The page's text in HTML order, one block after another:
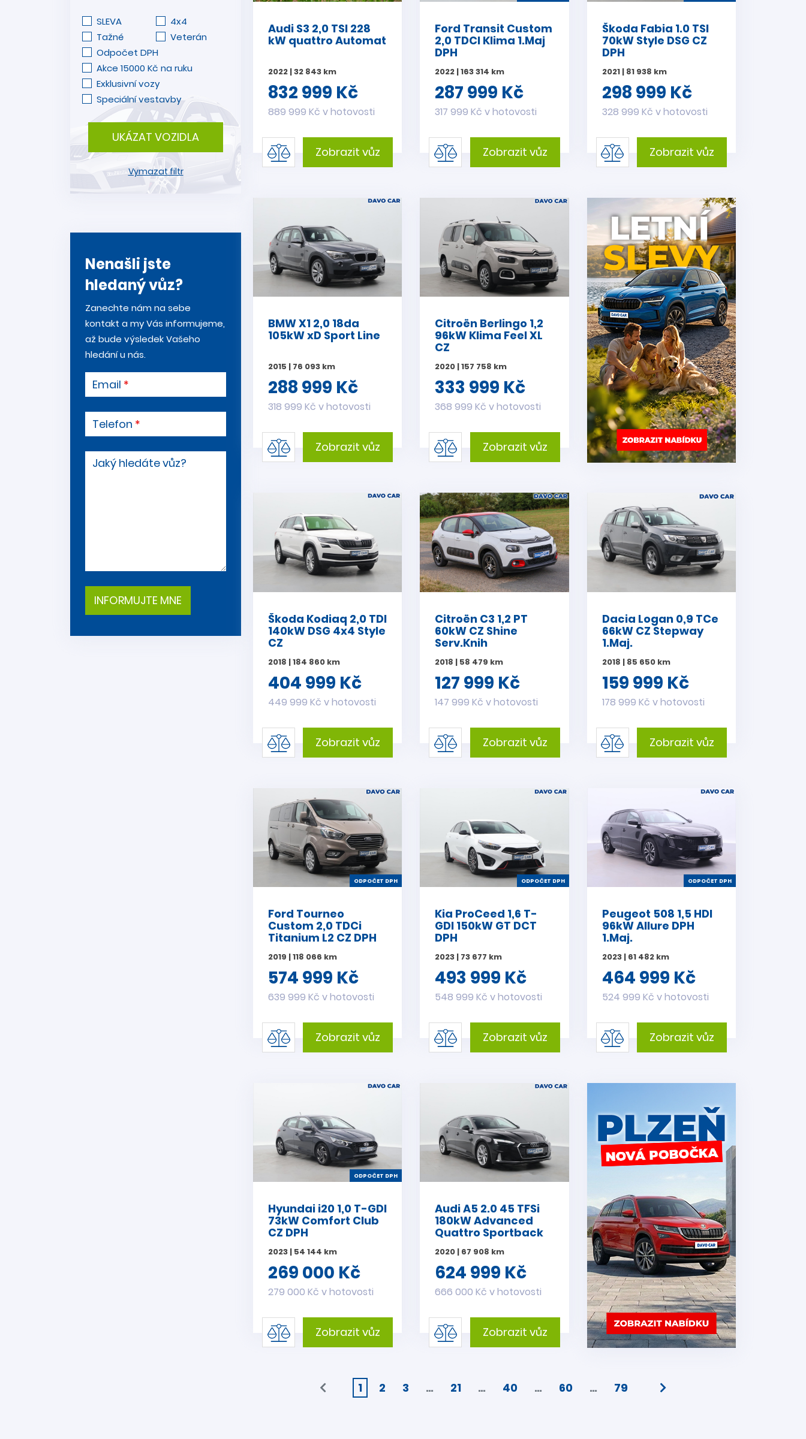
SLEVA
4x4
Tažné
Veterán
Odpočet DPH
Akce 15000 Kč na ruku
Exklusivní vozy
Speciální vestavby
UKÁZAT VOZIDLA
Vymazat filtr
Nenašli jste
hledaný vůz?
Zanechte nám na sebe
kontakt a my Vás informujeme,
až bude výsledek Vašeho
hledání u nás.
Email
Telefon
Jaký hledáte vůz?
Audi S3 2,0 TSI 228
kW quattro Automat
2022 | 32 843 km
832 999 Kč
889 999 Kč v hotovosti
Zobrazit vůz
Ford Transit Custom
2,0 TDCI Klima 1.Maj
DPH
2022 | 163 314 km
287 999 Kč
317 999 Kč v hotovosti
Zobrazit vůz
Škoda Fabia 1.0 TSI
70kW Style DSG CZ
DPH
2021 | 81 938 km
298 999 Kč
328 999 Kč v hotovosti
Zobrazit vůz
BMW X1 2,0 18da
105kW xD Sport Line
2015 | 76 093 km
288 999 Kč
318 999 Kč v hotovosti
Zobrazit vůz
Citroën Berlingo 1,2
96kW Klima Feel XL
CZ
2020 | 157 758 km
333 999 Kč
368 999 Kč v hotovosti
Zobrazit vůz
Škoda Kodiaq 2,0 TDI
140kW DSG 4x4 Style
CZ
2018 | 184 860 km
404 999 Kč
449 999 Kč v hotovosti
Zobrazit vůz
Citroën C3 1,2 PT
60kW CZ Shine
Serv.Knih
2018 | 58 479 km
127 999 Kč
147 999 Kč v hotovosti
Zobrazit vůz
Dacia Logan 0,9 TCe
66kW CZ Stepway
1.Maj.
2018 | 85 650 km
159 999 Kč
178 999 Kč v hotovosti
Zobrazit vůz
ODPOČET DPH
Ford Tourneo
Custom 2,0 TDCi
Titanium L2 CZ DPH
2019 | 118 066 km
574 999 Kč
639 999 Kč v hotovosti
Zobrazit vůz
ODPOČET DPH
Kia ProCeed 1,6 T-
GDI 150kW GT DCT
DPH
2023 | 73 677 km
493 999 Kč
548 999 Kč v hotovosti
Zobrazit vůz
ODPOČET DPH
Peugeot 508 1,5 HDI
96kW Allure DPH
1.Maj.
2023 | 61 482 km
464 999 Kč
524 999 Kč v hotovosti
Zobrazit vůz
ODPOČET DPH
Hyundai i20 1,0 T-GDI
73kW Comfort Club
CZ DPH
2023 | 54 144 km
269 000 Kč
279 000 Kč v hotovosti
Zobrazit vůz
Audi A5 2.0 45 TFSi
180kW Advanced
Quattro Sportback
2020 | 67 908 km
624 999 Kč
666 000 Kč v hotovosti
Zobrazit vůz
1 2 3 … 21 … 40 … 60 … 79